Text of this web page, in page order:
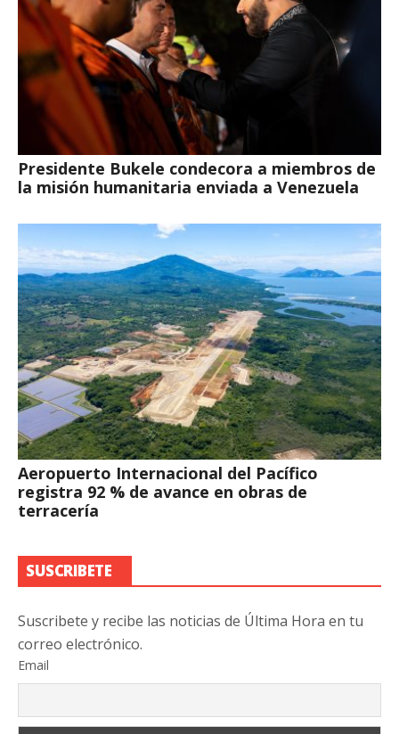
Presidente Bukele condecora a miembros de
la misión humanitaria enviada a Venezuela
Aeropuerto Internacional del Pacífico
registra 92 % de avance en obras de
terracería
SUSCRIBETE
Suscribete y recibe las noticias de Última Hora en tu
correo electrónico.
Email